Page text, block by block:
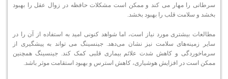
سرطانی را مهار می کند و ممکن است مشکلات حافظه در زوال عقل را بهبود
بخشد و سلامت قلب را بهبود بخشد.
مطالعات بیشتری مورد نیاز است، اما شواهد کنونی امید به استفاده از آن را در
سایر زمینه‌های سلامت نیز نشان می‌دهد. جینسینگ می تواند به پیشگیری از
سرماخوردگی و کاهش شدت علائم بیماری قلبی کمک کند. جینسینگ همچنین
ممکن است در افزایش هوشیاری، کاهش استرس و بهبود استقامت موثر باشد.